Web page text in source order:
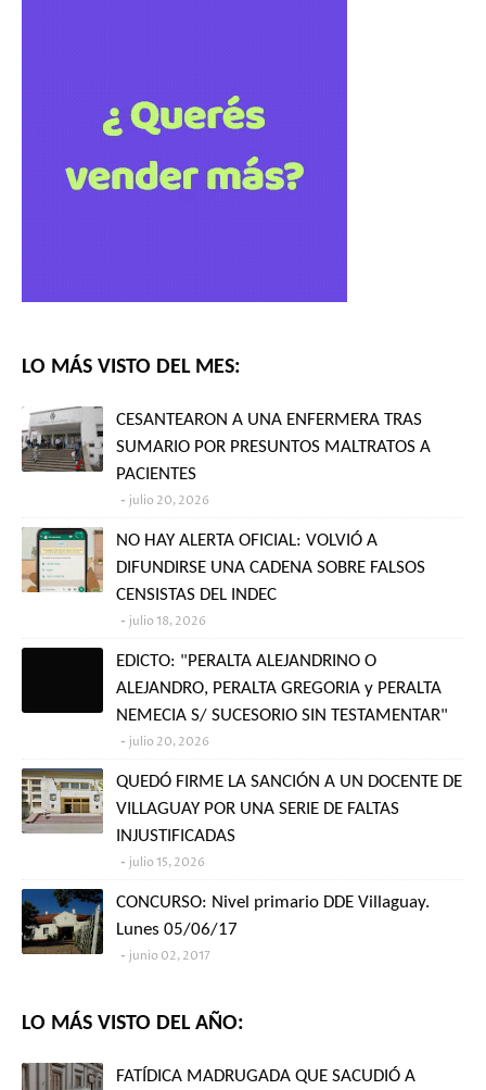
LO MÁS VISTO DEL MES:
CESANTEARON A UNA ENFERMERA TRAS
SUMARIO POR PRESUNTOS MALTRATOS A
PACIENTES
julio 20, 2026
NO HAY ALERTA OFICIAL: VOLVIÓ A
DIFUNDIRSE UNA CADENA SOBRE FALSOS
CENSISTAS DEL INDEC
julio 18, 2026
EDICTO: "PERALTA ALEJANDRINO O
ALEJANDRO, PERALTA GREGORIA y PERALTA
NEMECIA S/ SUCESORIO SIN TESTAMENTAR"
julio 20, 2026
QUEDÓ FIRME LA SANCIÓN A UN DOCENTE DE
VILLAGUAY POR UNA SERIE DE FALTAS
INJUSTIFICADAS
julio 15, 2026
CONCURSO: Nivel primario DDE Villaguay.
Lunes 05/06/17
junio 02, 2017
LO MÁS VISTO DEL AÑO:
FATÍDICA MADRUGADA QUE SACUDIÓ A